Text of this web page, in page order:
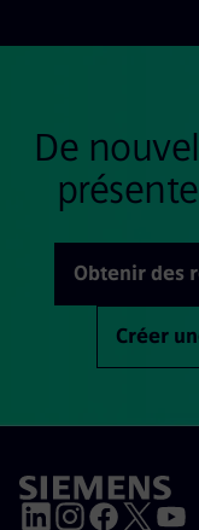
De
Obtenir des
Créer